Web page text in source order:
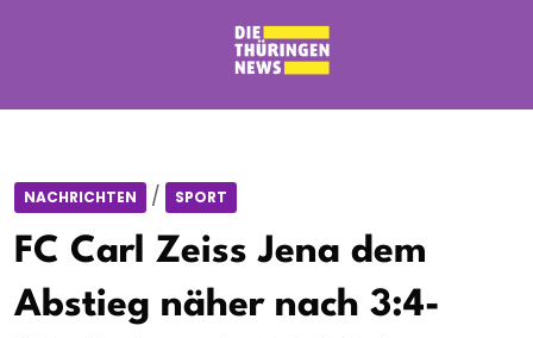
NACHRICHTEN / SPORT
FC Carl Zeiss Jena dem
Abstieg näher nach 3:4-